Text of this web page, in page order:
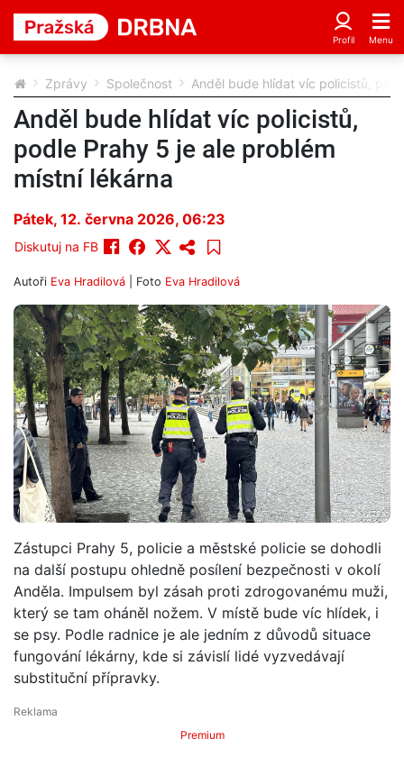
Zprávy Společnost Anděl bude hlídat víc policistů,
Anděl bude hlídat víc policistů,
podle Prahy 5 je ale problém
místní lékárna
Pátek, 12. června 2026, 06:23
Diskutuj na FB
Autoři Eva Hradilová | Foto Eva Hradilová
Zástupci Prahy 5, policie a městské policie se dohodli
na další postupu ohledně posílení bezpečnosti v okolí
Anděla. Impulsem byl zásah proti zdrogovanému muži,
který se tam oháněl nožem. V místě bude víc hlídek, i
se psy. Podle radnice je ale jedním z důvodů situace
fungování lékárny, kde si závislí lidé vyzvedávají
substituční přípravky.
Premium